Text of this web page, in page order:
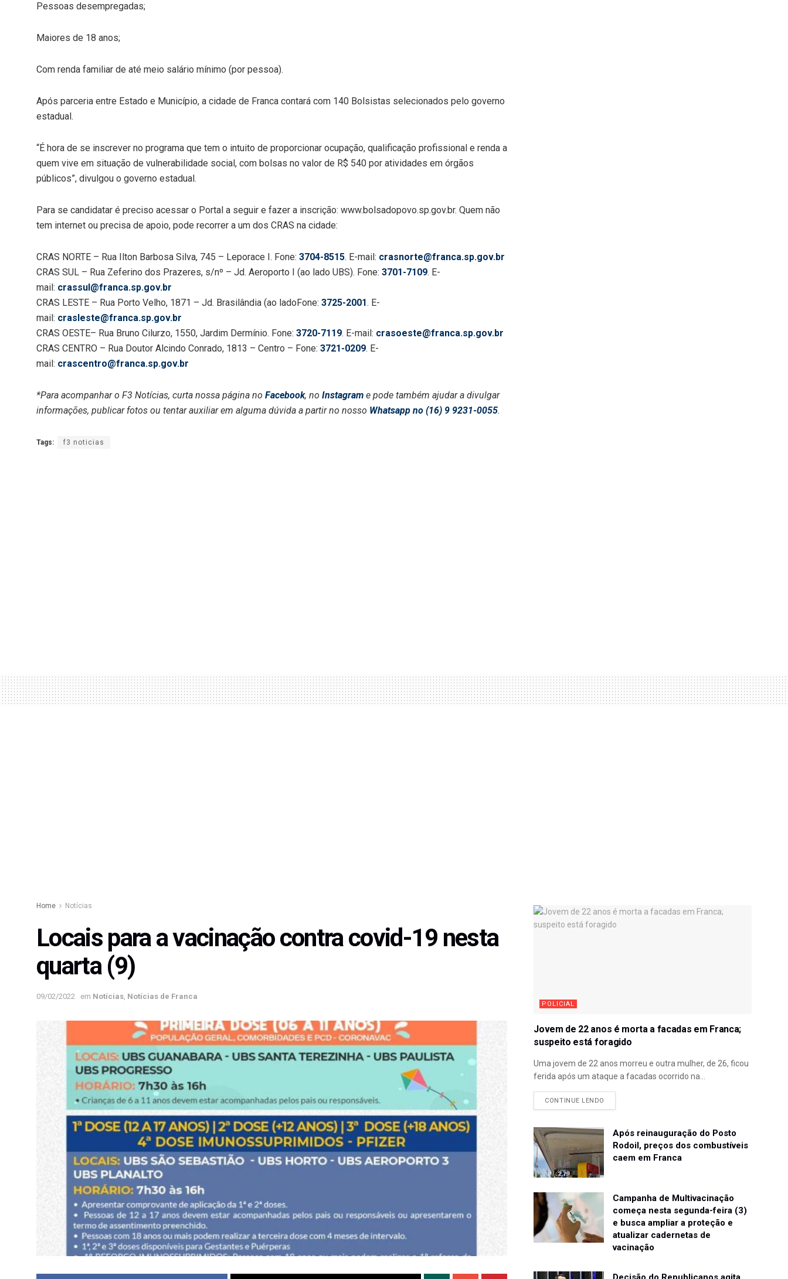
Pessoas desempregadas;
Maiores de 18 anos;
Com renda familiar de até meio salário mínimo (por pessoa).
Após parceria entre Estado e Município, a cidade de Franca contará com 140 Bolsistas selecionados pelo governo
estadual.
“É hora de se inscrever no programa que tem o intuito de proporcionar ocupação, qualificação profissional e renda a
quem vive em situação de vulnerabilidade social, com bolsas no valor de R$ 540 por atividades em órgãos
públicos”, divulgou o governo estadual.
Para se candidatar é preciso acessar o Portal a seguir e fazer a inscrição: www.bolsadopovo.sp.gov.br. Quem não
tem internet ou precisa de apoio, pode recorrer a um dos CRAS na cidade:
CRAS NORTE – Rua Ilton Barbosa Silva, 745 – Leporace I. Fone: 3704-8515. E-mail: crasnorte@franca.sp.gov.br
CRAS SUL – Rua Zeferino dos Prazeres, s/nº – Jd. Aeroporto I (ao lado UBS). Fone: 3701-7109. E-
mail: crassul@franca.sp.gov.br
CRAS LESTE – Rua Porto Velho, 1871 – Jd. Brasilândia (ao ladoFone: 3725-2001. E-
mail: crasleste@franca.sp.gov.br
CRAS OESTE– Rua Bruno Cilurzo, 1550, Jardim Dermínio. Fone: 3720-7119. E-mail: crasoeste@franca.sp.gov.br
CRAS CENTRO – Rua Doutor Alcindo Conrado, 1813 – Centro – Fone: 3721-0209. E-
mail: crascentro@franca.sp.gov.br
*Para acompanhar o F3 Notícias, curta nossa página no Facebook, no Instagram e pode também ajudar a divulgar
informações, publicar fotos ou tentar auxiliar em alguma dúvida a partir no nosso Whatsapp no (16) 9 9231-0055.
Tags: f3 noticias
Home Notícias
Locais para a vacinação contra covid-19 nesta
quarta (9)
09/02/2022 em Notícias, Notícias de Franca
POLICIAL
Jovem de 22 anos é morta a facadas em Franca;
suspeito está foragido
Uma jovem de 22 anos morreu e outra mulher, de 26, ficou
ferida após um ataque a facadas ocorrido na...
CONTINUE LENDO
Após reinauguração do Posto
Rodoil, preços dos combustíveis
caem em Franca
Campanha de Multivacinação
começa nesta segunda-feira (3)
e busca ampliar a proteção e
atualizar cadernetas de
vacinação